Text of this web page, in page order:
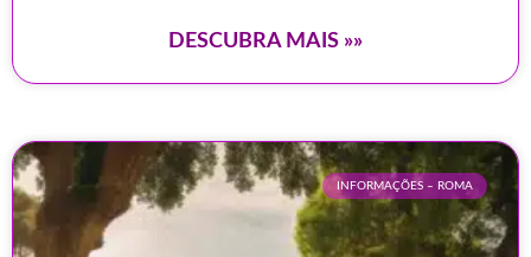
DESCUBRA MAIS »»
INFORMAÇÕES – ROMA